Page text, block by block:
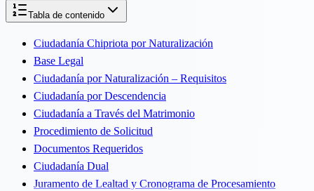
Tabla de contenido
Ciudadanía Chipriota por Naturalización
Base Legal
Ciudadanía por Naturalización – Requisitos
Ciudadanía por Descendencia
Ciudadanía a Través del Matrimonio
Procedimiento de Solicitud
Documentos Requeridos
Ciudadanía Dual
Juramento de Lealtad y Cronograma de Procesamiento